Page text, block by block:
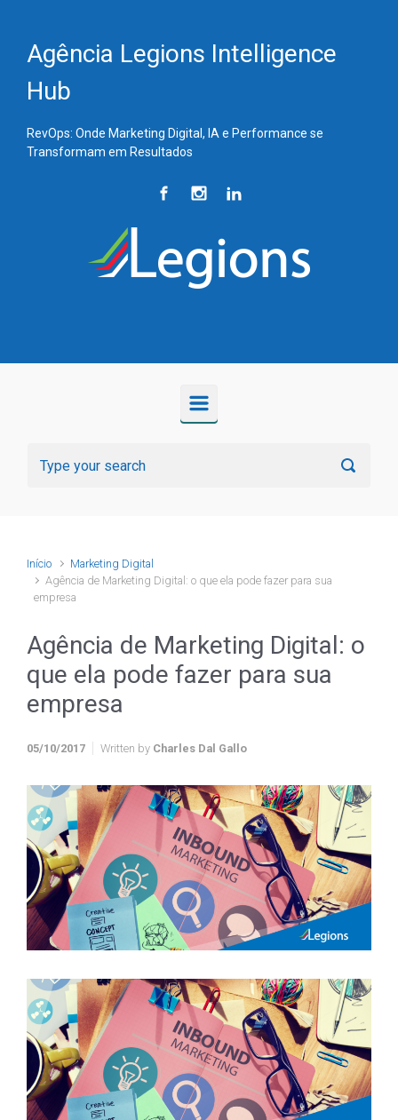
Agência Legions Intelligence
Hub
RevOps: Onde Marketing Digital, IA e Performance se
Transformam em Resultados
Início
Marketing Digital
Agência de Marketing Digital: o que ela pode fazer para sua
empresa
Agência de Marketing Digital: o
que ela pode fazer para sua
empresa
05/10/2017 Written by Charles Dal Gallo